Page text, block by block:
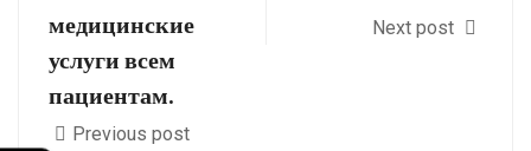
медицинские
услуги всем
пациентам.
Previous post
Next post